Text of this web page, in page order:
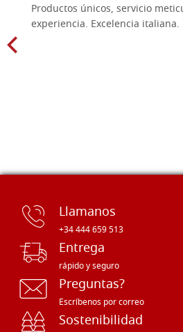
Productos únicos, servicio
experiencia. Excelencia italiana.
Llamanos
+34 444 659 513
Entrega
rápido y seguro
Preguntas?
Escríbenos por correo
Sostenibilidad